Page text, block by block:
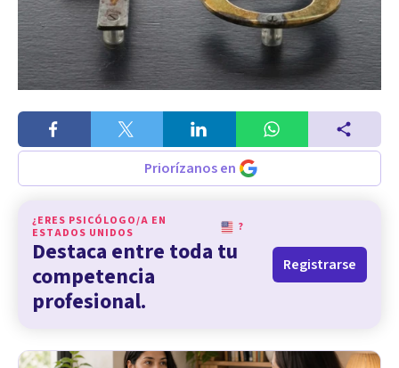
Priorízanos en
¿ERES PSICÓLOGO/A EN
ESTADOS UNIDOS
?
Destaca entre toda tu
competencia
profesional.
Registrarse